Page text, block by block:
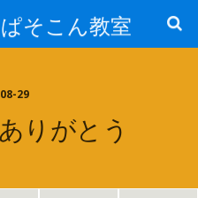
そこん教室
29
りがとう